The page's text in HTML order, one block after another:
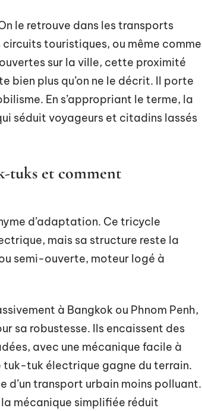
le retrouve dans les transports
touristiques, ou même comme
sur la ville, cette proximité
bien plus qu’on ne le décrit. Il porte
En s’appropriant le terme, la
séduit voyageurs et citadins lassés
tuks et comment
d’adaptation. Ce tricycle
mais sa structure reste la
semi-ouverte, moteur logé à
à Bangkok ou Phnom Penh,
sa robustesse. Ils encaissent des
avec une mécanique facile à
tuk-tuk électrique gagne du terrain.
d’un transport urbain moins polluant.
mécanique simplifiée réduit